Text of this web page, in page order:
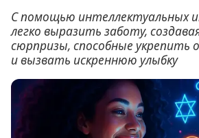
С помощью интеллектуальных
легко выразить заботу,
сюрпризы, способные укрепить
и вызвать искреннюю улыбку